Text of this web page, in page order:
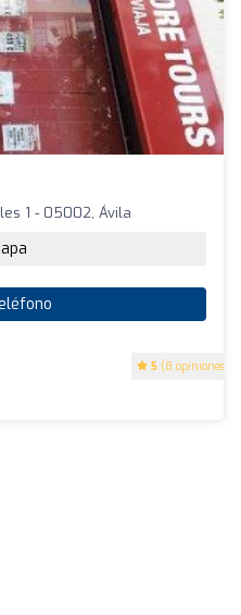
5 (8 opiniones)
1 - 05002, Ávila